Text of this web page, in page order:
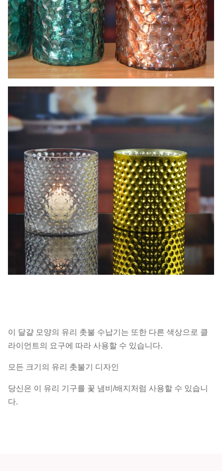
이 달걀 모양의 유리 촛불 수납기는 또한 다른 색상으로 클
라이언트의 요구에 따라 사용할 수 있습니다.
모든 크기의 유리 촛불기 디자인
당신은 이 유리 기구를 꽃 냄비/배지처럼 사용할 수 있습니
다.